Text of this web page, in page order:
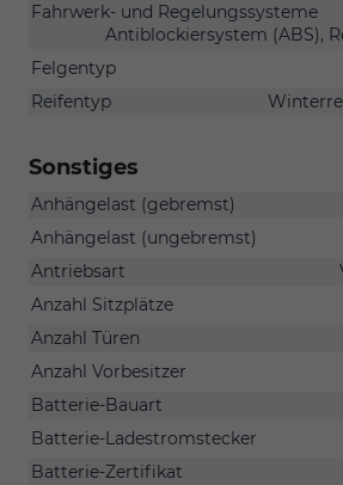
Fahrwerk- und Regelungssysteme
Antiblockiersystem (ABS),
Felgentyp
Reifentyp
Sonstiges
Anhängelast (gebremst)
Anhängelast (ungebremst)
Antriebsart
Anzahl Sitzplätze
Anzahl Türen
Anzahl Vorbesitzer
Batterie-Bauart
Batterie-Ladestromstecker
Batterie-Zertifikat